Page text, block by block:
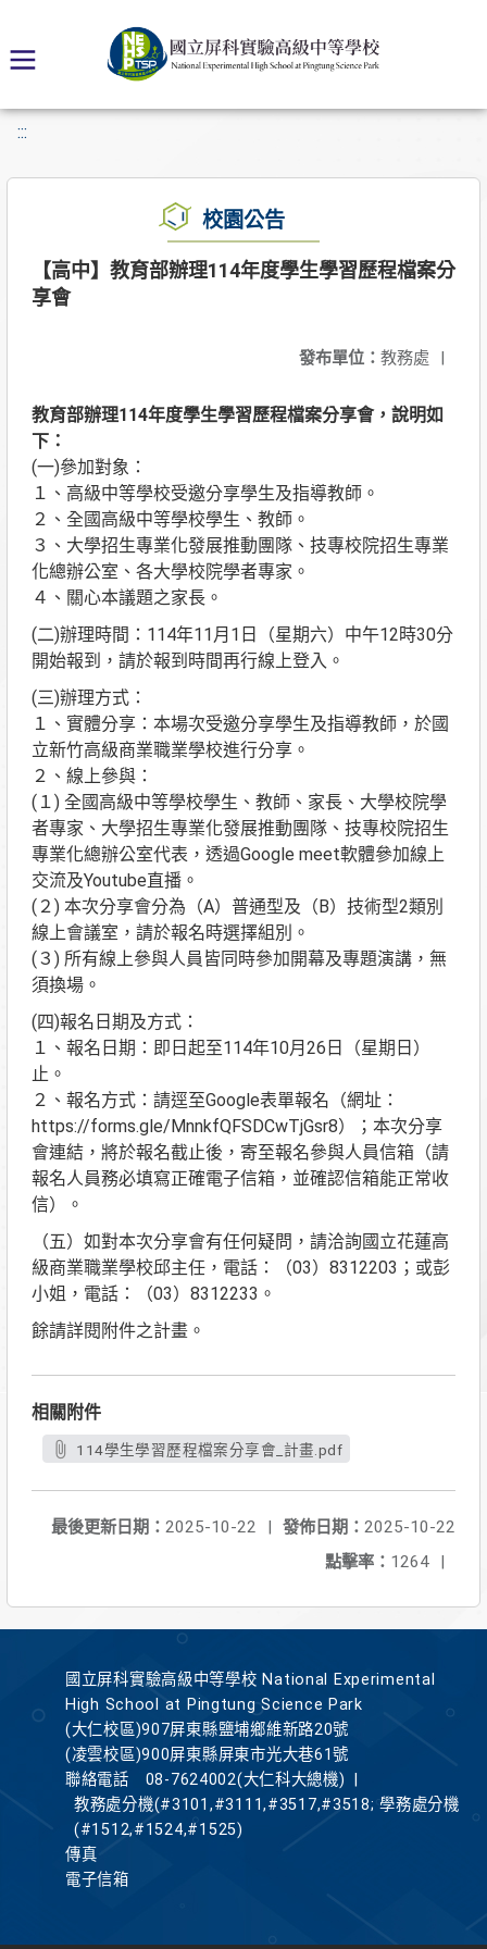
:::
校園公告
【高中】教育部辦理114年度學生學習歷程檔案分
享會
發布單位： 教務處 |
教育部辦理114年度學生學習歷程檔案分享會，說明如
下：
(一)參加對象：
１、高級中等學校受邀分享學生及指導教師。
２、全國高級中等學校學生、教師。
３、大學招生專業化發展推動團隊、技專校院招生專業
化總辦公室、各大學校院學者專家。
４、關心本議題之家長。
(二)辦理時間：114年11月1日（星期六）中午12時30分
開始報到，請於報到時間再行線上登入。
(三)辦理方式：
１、實體分享：本場次受邀分享學生及指導教師，於國
立新竹高級商業職業學校進行分享。
２、線上參與：
(１) 全國高級中等學校學生、教師、家長、大學校院學
者專家、大學招生專業化發展推動團隊、技專校院招生
專業化總辦公室代表，透過Google meet軟體參加線上
交流及Youtube直播。
(２) 本次分享會分為（A）普通型及（B）技術型2類別
線上會議室，請於報名時選擇組別。
(３) 所有線上參與人員皆同時參加開幕及專題演講，無
須換場。
(四)報名日期及方式：
１、報名日期：即日起至114年10月26日（星期日）
止。
２、報名方式：請逕至Google表單報名（網址：
https://forms.gle/MnnkfQFSDCwTjGsr8）；本次分享
會連結，將於報名截止後，寄至報名參與人員信箱（請
報名人員務必填寫正確電子信箱，並確認信箱能正常收
信）。
（五）如對本次分享會有任何疑問，請洽詢國立花蓮高
級商業職業學校邱主任，電話：（03）8312203；或彭
小姐，電話：（03）8312233。
餘請詳閱附件之計畫。
相關附件
114學生學習歷程檔案分享會_計畫.pdf
發佈日期： 2025-10-22
最後更新日期： 2025-10-22
|
點擊率： 1264 |
國立屏科實驗高級中等學校 National Experimental
High School at Pingtung Science Park
(大仁校區)907屏東縣鹽埔鄉維新路20號
(凌雲校區)900屏東縣屏東市光大巷61號
聯絡電話
08-7624002(大仁科大總機)
教務處分機(#3101,#3111,#3517,#3518; 學務處分機
(#1512,#1524,#1525)
傳真
電子信箱